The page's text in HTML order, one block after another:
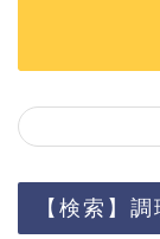
【検索】